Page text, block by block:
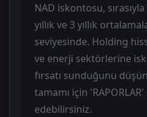
NAD iskontosu,
yıllık ve 3 yıllık
seviyesinde. Holding
ve enerji sektörlerine
fırsatı sunduğunu
tamamı için
edebilirsiniz.